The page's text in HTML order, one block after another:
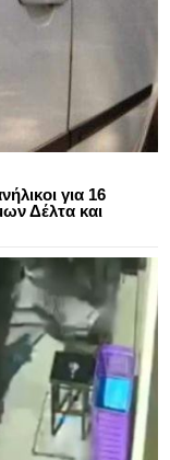
για 16
Δέλτα και